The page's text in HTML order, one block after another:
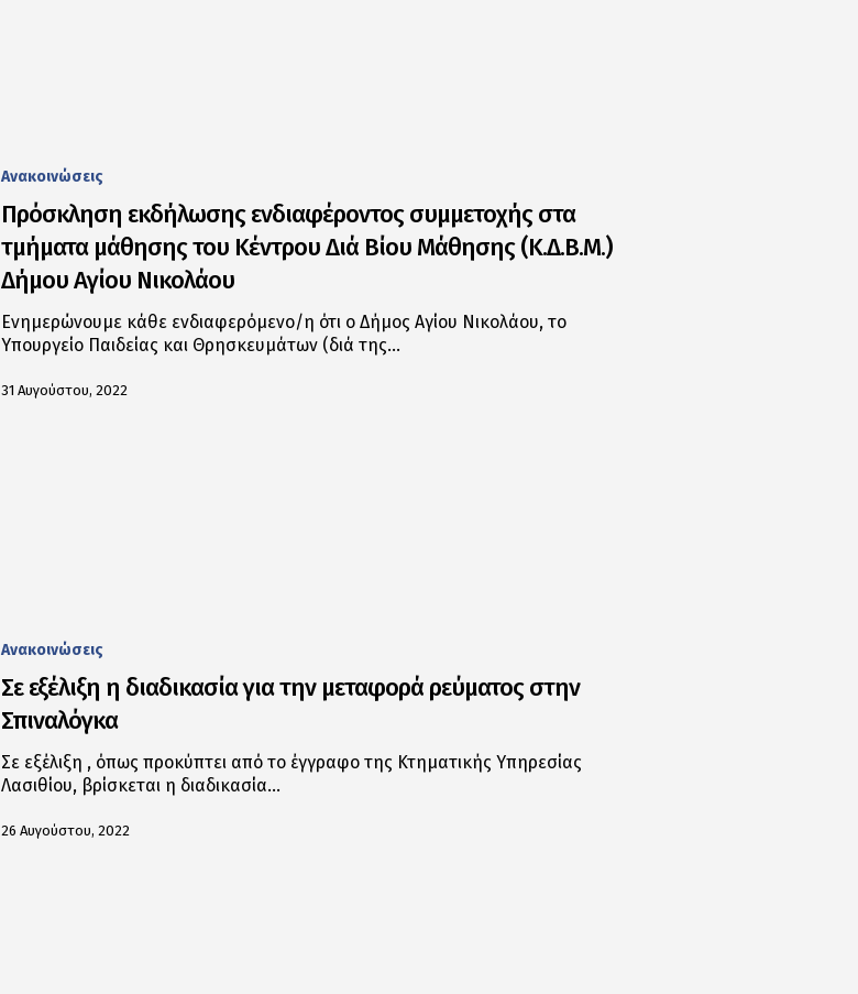
Ανακοινώσεις
Πρόσκληση εκδήλωσης ενδιαφέροντος συμμετοχής στα
τμήματα μάθησης του Κέντρου Διά Βίου Μάθησης (Κ.Δ.Β.Μ.)
Δήμου Αγίου Νικολάου
Ενημερώνουμε κάθε ενδιαφερόμενο/η ότι ο Δήμος Αγίου Νικολάου, το
Υπουργείο Παιδείας και Θρησκευμάτων (διά της…
31 Αυγούστου, 2022
Ανακοινώσεις
Σε εξέλιξη η διαδικασία για την μεταφορά ρεύματος στην
Σπιναλόγκα
Σε εξέλιξη , όπως προκύπτει από το έγγραφο της Κτηματικής Υπηρεσίας
Λασιθίου, βρίσκεται η διαδικασία…
26 Αυγούστου, 2022